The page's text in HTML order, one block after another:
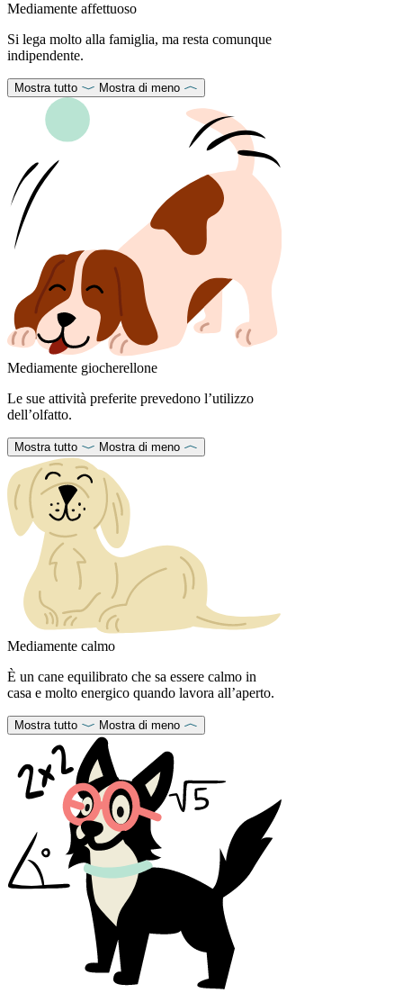
Mediamente affettuoso
Si lega molto alla famiglia, ma resta comunque
indipendente.
Mostra tutto Mostra di meno
Mediamente giocherellone
Le sue attività preferite prevedono l’utilizzo
dell’olfatto.
Mostra tutto Mostra di meno
Mediamente calmo
È un cane equilibrato che sa essere calmo in
casa e molto energico quando lavora all’aperto.
Mostra tutto Mostra di meno